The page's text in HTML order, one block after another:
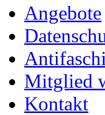
Angebote
Mitglied
Kontakt